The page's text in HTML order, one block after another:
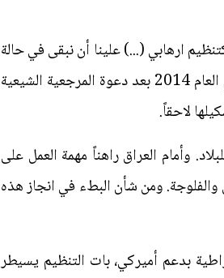
ارهابي (...) علينا أن نبقى في حالة
استنفار". ويُعد مستقبل الحشد الشعبي أحد التحديات التي ستواجه العراق. وتشكلت هذه القوات في العام 2014 بعد دعوة المرجعية الشيعية
لاحقاً.
وأمام العراق راهناً مهمة العمل على
والفلوجة. ومن شأن البطء في انجاز هذه
بدعم أميركي، بات التنظيم يسيطر